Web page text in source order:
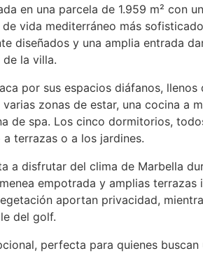
en una parcela de 1.959 m² con
vida mediterráneo más
diseñados y una amplia entrada
la villa.
por sus espacios diáfanos,
varias zonas de estar, una cocina a
de spa. Los cinco dormitorios,
terrazas o a los jardines.
a disfrutar del clima de Marbella
empotrada y amplias
aportan privacidad,
del golf.
perfecta para quienes